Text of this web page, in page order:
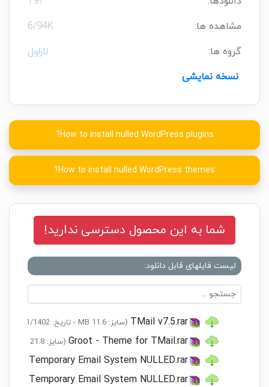
مشاهده ها:
6/94K
گروه ها:
لاراول
نسخه نمایشی
How to install nulled WordPress plugins?
How to install nulled WordPress themes?
شما به این محصول دسترسی ندارید!
لیست فایلهای قابل دانلود:
TMail v7.5.rar (سایز: 11.6 MB - تاریخ: 10/11/1402 04:14:55 ب.ظ)
Groot - Theme for TMail.rar (سایز: 21.8 KB - تاریخ: 28/03/1402 02:00:22 ب.ظ)
Temporary Email System NULLED.rar
Temporary Email System NULLED.rar